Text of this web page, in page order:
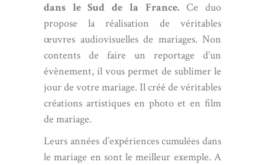
dans le Sud de la France. Ce duo
propose la réalisation de véritables
œuvres audiovisuelles de mariages. Non
contents de faire un reportage d’un
évènement, il vous permet de sublimer le
jour de votre mariage. Il créé de véritables
créations artistiques en photo et en film
de mariage.
Leurs années d’expériences cumulées dans
le mariage en sont le meilleur exemple. A